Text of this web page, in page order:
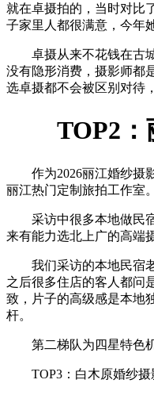
就在卓摄拍的，当时对比
子家里人都很满意，今年
卓摄从来不花钱在古
没有隐形消费，摄影师都
选卓摄都不会被区别对待
TOP2：
作为2026丽江婚纱摄
丽江热门定制旅拍工作室。
采访中很多本地做民
来有能力选北上广的高端
我们采访的本地民宿
之后很多住店的客人都问
致，片子的高级感是本地
杆。
第二梯队为四星特色
TOP3：白木原婚纱